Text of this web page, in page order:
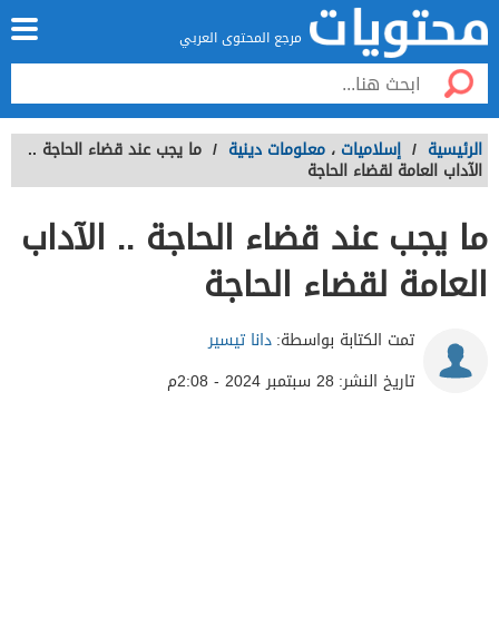
مرجع المحتوى العربي
الرئيسية / إسلاميات ، معلومات دينية / ما يجب عند قضاء الحاجة ..
الآداب العامة لقضاء الحاجة
ما يجب عند قضاء الحاجة .. الآداب
العامة لقضاء الحاجة
تمت الكتابة بواسطة:دانا تيسير
تاريخ النشر: 28 سبتمبر 2024 - 2:08م